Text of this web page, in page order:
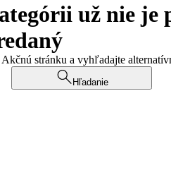
už nie je
stránku a vyhľadajte
Hľadanie